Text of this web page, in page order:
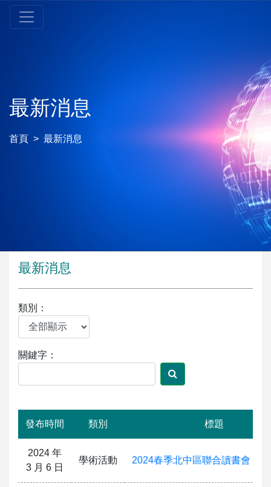
最新消息
首頁 最新消息
最新消息
類別：
關鍵字：
發布時間 類別 標題
2024 年
3 月 6 日
學術活動 2024春季北中區聯合讀書會